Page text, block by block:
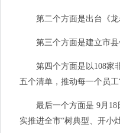
第二个方面是出台《龙岩
第三个方面是建立市县
第四个方面是以108家非
五个清单，推动每一个员
最后一个方面是 9月18日
实推进全市“树典型、开小